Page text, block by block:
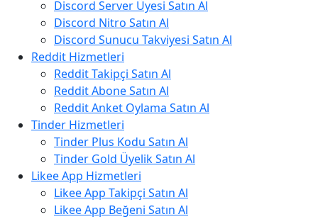
Discord Server Üyesi Satın Al
Discord Nitro Satın Al
Discord Sunucu Takviyesi Satın Al
Reddit Hizmetleri
Reddit Takipçi Satın Al
Reddit Abone Satın Al
Reddit Anket Oylama Satın Al
Tinder Hizmetleri
Tinder Plus Kodu Satın Al
Tinder Gold Üyelik Satın Al
Likee App Hizmetleri
Likee App Takipçi Satın Al
Likee App Beğeni Satın Al